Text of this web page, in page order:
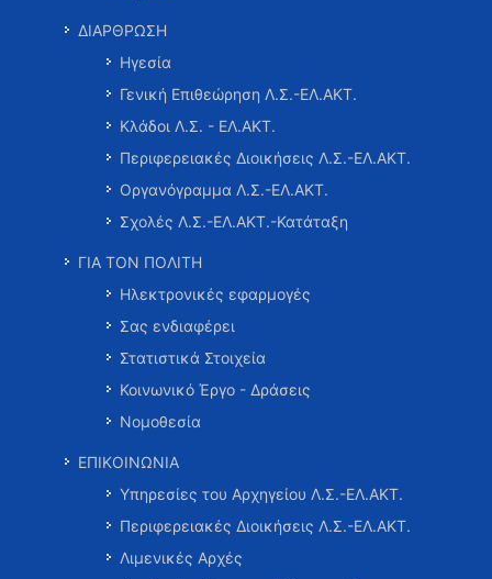
ΔΙΑΡΘΡΩΣΗ
Ηγεσία
Γενική Επιθεώρηση Λ.Σ.-ΕΛ.ΑΚΤ.
Κλάδοι Λ.Σ. - ΕΛ.ΑΚΤ.
Περιφερειακές Διοικήσεις Λ.Σ.-ΕΛ.ΑΚΤ.
Οργανόγραμμα Λ.Σ.-ΕΛ.ΑΚΤ.
Σχολές Λ.Σ.-ΕΛ.ΑΚΤ.-Κατάταξη
ΓΙΑ ΤΟΝ ΠΟΛΙΤΗ
Ηλεκτρονικές εφαρμογές
Σας ενδιαφέρει
Στατιστικά Στοιχεία
Κοινωνικό Έργο - Δράσεις
Νομοθεσία
ΕΠΙΚΟΙΝΩΝΙΑ
Υπηρεσίες του Αρχηγείου Λ.Σ.-ΕΛ.ΑΚΤ.
Περιφερειακές Διοικήσεις Λ.Σ.-ΕΛ.ΑΚΤ.
Λιμενικές Αρχές